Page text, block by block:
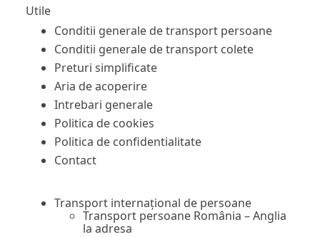
Utile
Conditii generale de transport persoane
Conditii generale de transport colete
Preturi simplificate
Aria de acoperire
Intrebari generale
Politica de cookies
Politica de confidentialitate
Contact
Transport internațional de persoane
Transport persoane România – Anglia
la adresa